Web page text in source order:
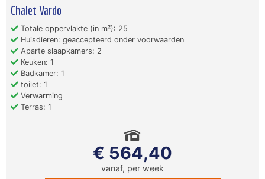
Chalet Vardo
Totale oppervlakte (in m²): 25
Huisdieren: geaccepteerd onder voorwaarden
Aparte slaapkamers: 2
Keuken: 1
Badkamer: 1
toilet: 1
Verwarming
Terras: 1
€ 564,40
vanaf, per week